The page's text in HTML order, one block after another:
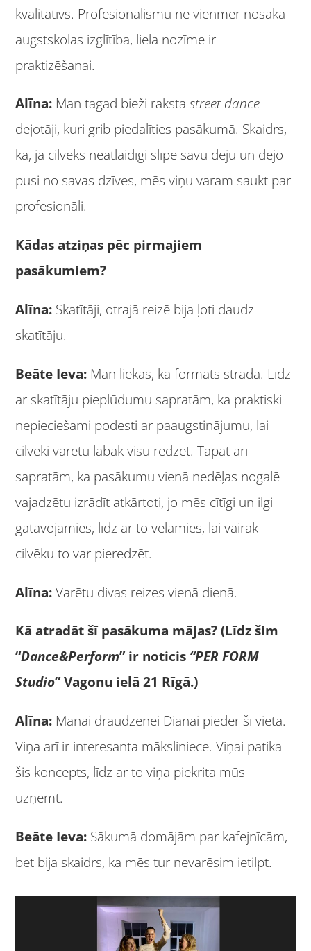
kvalitatīvs. Profesionālismu ne vienmēr nosaka
augstskolas izglītība, liela nozīme ir
praktizēšanai.
Alīna: Man tagad bieži rakstastreet dance
dejotāji, kuri grib piedalīties pasākumā. Skaidrs,
ka, ja cilvēks neatlaidīgi slīpē savu deju un dejo
pusi no savas dzīves, mēs viņu varam saukt par
profesionāli.
Kādas atziņas pēc pirmajiem
pasākumiem?
Alīna: Skatītāji, otrajā reizē bija ļoti daudz
skatītāju.
Beāte Ieva: Man liekas, ka formāts strādā. Līdz
ar skatītāju pieplūdumu sapratām, ka praktiski
nepieciešami podesti ar paaugstinājumu, lai
cilvēki varētu labāk visu redzēt. Tāpat arī
sapratām, ka pasākumu vienā nedēļas nogalē
vajadzētu izrādīt atkārtoti, jo mēs cītīgi un ilgi
gatavojamies, līdz ar to vēlamies, lai vairāk
cilvēku to var pieredzēt.
Alīna:Varētu divas reizes vienā dienā.
Kā atradāt šī pasākuma mājas? (Līdz šim
“Dance&Perform” ir noticis “PER FORM
Studio” Vagonu ielā 21 Rīgā.)
Alīna: Manai draudzenei Diānai pieder šī vieta.
Viņa arī ir interesanta māksliniece. Viņai patika
šis koncepts, līdz ar to viņa piekrita mūs
uzņemt.
Beāte Ieva: Sākumā domājām par kafejnīcām,
bet bija skaidrs, ka mēs tur nevarēsim ietilpt.